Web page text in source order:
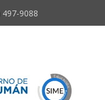
9088